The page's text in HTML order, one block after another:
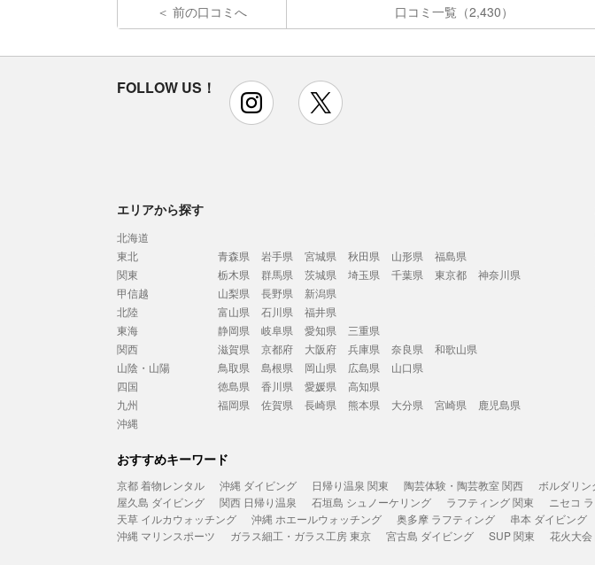
前の口コミへ 口コミ一覧（2,430）
FOLLOW US！ instagram
エリアから探す
北海道
東北
青森県 岩手県 宮城県 秋田県 山形県
福島県
関東
栃木県 群馬県 茨城県 埼玉県 千葉県 東京都
神奈川県
甲信越
山梨県 長野県
新潟県
北陸
富山県 石川県
福井県
東海
静岡県 岐阜県 愛知県
三重県
関西
滋賀県 京都府 大阪府 兵庫県 奈良県
和歌山県
山陰・山陽
鳥取県 島根県 岡山県 広島県
山口県
四国
徳島県 香川県 愛媛県
高知県
九州
福岡県 佐賀県 長崎県 熊本県 大分県 宮崎県
鹿児島県
沖縄
おすすめキーワード
京都 着物レンタル 沖縄 ダイビング 日帰り温泉 関東 陶芸体験・陶芸教室 関西 ボルダリン
屋久島 ダイビング
関西 日帰り温泉 石垣島 シュノーケリング ラフティング 関東 ニセコ
天草 イルカウォッチング
沖縄 ホエールウォッチング 奥多摩 ラフティング 串本 ダイビング
沖縄 マリンスポーツ
ガラス細工・ガラス工房 東京 宮古島 ダイビング SUP 関東 花火大会